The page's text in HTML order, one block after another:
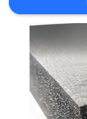
PLAN
PRIVACY
POLICY